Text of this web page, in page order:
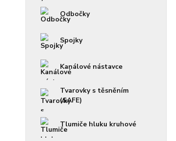
Odbočky
Spojky
Kanálové nástavce
Tvarovky s těsněním
(SAFE)
Tlumiče hluku kruhové